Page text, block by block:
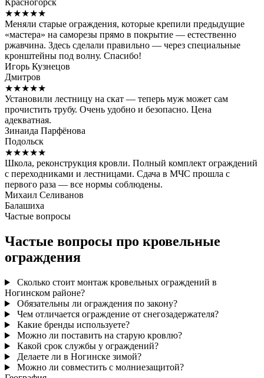
Красногорск
★★★★★
Меняли старые ограждения, которые крепили предыдущие
«мастера» на саморезы прямо в покрытие — естественно
ржавчина. Здесь сделали правильно — через специальные
кронштейны под волну. Спасибо!
Игорь Кузнецов
Дмитров
★★★★★
Установили лестницу на скат — теперь муж может сам
прочистить трубу. Очень удобно и безопасно. Цена
адекватная.
Зинаида Парфёнова
Подольск
★★★★★
Школа, реконструкция кровли. Полный комплект ограждений
с переходниками и лестницами. Сдача в МЧС прошла с
первого раза — все нормы соблюдены.
Михаил Селиванов
Балашиха
Частые вопросы
Частые вопросы про кровельные
ограждения
Сколько стоит монтаж кровельных ограждений в
Ногинском районе?
Обязательны ли ограждения по закону?
Чем отличается ограждение от снегозадержателя?
Какие бренды используете?
Можно ли поставить на старую кровлю?
Какой срок службы у ограждений?
Делаете ли в Ногинске зимой?
Можно ли совместить с молниезащитой?